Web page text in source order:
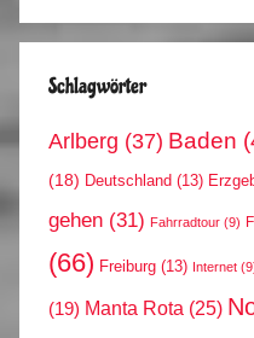
Schlagwörter
Arlberg (37) Baden
(18) Deutschland (13)
gehen (31) Fahrradtour (9)
(66) Freiburg (13) Internet
(19) Manta Rota (25)